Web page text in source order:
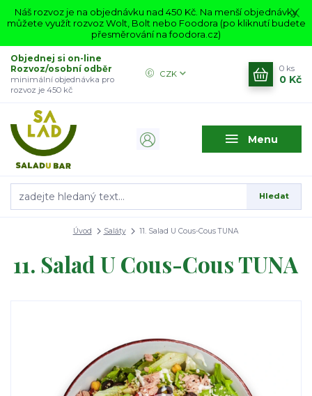
Náš rozvoz je na objednávku nad 450 Kč. Na menší objednávky
můžete využít rozvoz Wolt, Bolt nebo Foodora (po kliknutí budete
přesměrování na foodora.cz)
Menu
CZK
Hledat
Objednej si on-line
Rozvoz/osobní odběr
minimální objednávka pro
rozvoz je 450 kč
0 ks
0 Kč
Úvod Saláty 11. Salad U Cous-Cous TUNA
11. Salad U Cous-Cous TUNA